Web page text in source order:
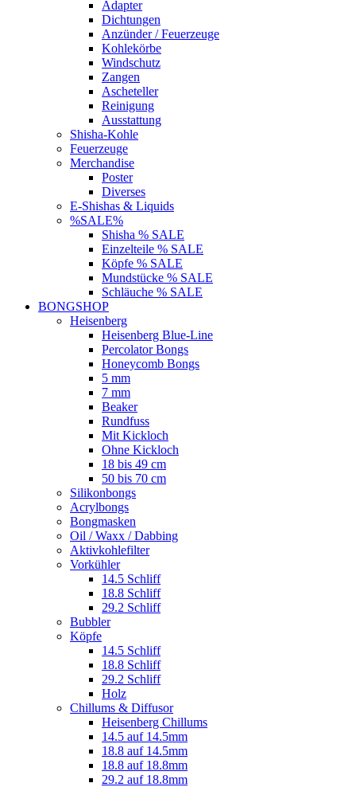
Adapter
Dichtungen
Anzünder / Feuerzeuge
Kohlekörbe
Windschutz
Zangen
Ascheteller
Reinigung
Ausstattung
Shisha-Kohle
Feuerzeuge
Merchandise
Poster
Diverses
E-Shishas & Liquids
%SALE%
Shisha % SALE
Einzelteile % SALE
Köpfe % SALE
Mundstücke % SALE
Schläuche % SALE
BONGSHOP
Heisenberg
Heisenberg Blue-Line
Percolator Bongs
Honeycomb Bongs
5 mm
7 mm
Beaker
Rundfuss
Mit Kickloch
Ohne Kickloch
18 bis 49 cm
50 bis 70 cm
Silikonbongs
Acrylbongs
Bongmasken
Oil / Waxx / Dabbing
Aktivkohlefilter
Vorkühler
14.5 Schliff
18.8 Schliff
29.2 Schliff
Bubbler
Köpfe
14.5 Schliff
18.8 Schliff
29.2 Schliff
Holz
Chillums & Diffusor
Heisenberg Chillums
14.5 auf 14.5mm
18.8 auf 14.5mm
18.8 auf 18.8mm
29.2 auf 18.8mm